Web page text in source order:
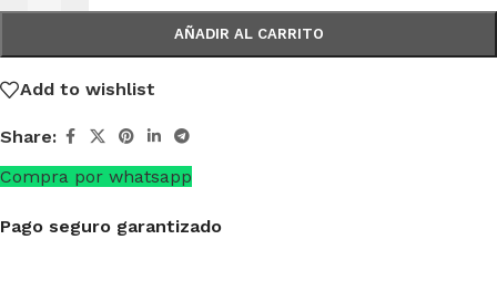
AÑADIR AL CARRITO
Add to wishlist
Share:
Compra por whatsapp
Pago seguro garantizado